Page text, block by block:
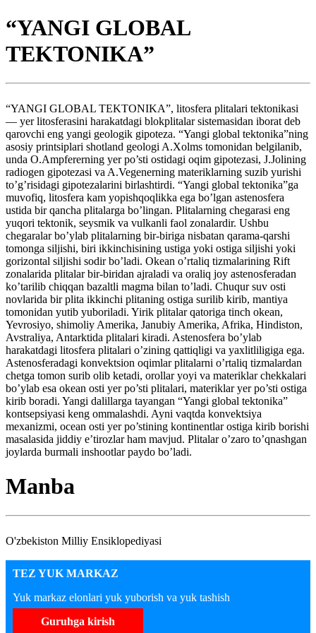
“YANGI GLOBAL
TEKTONIKA”
“YANGI GLOBAL TEKTONIKA”, litosfera plitalari tektonikasi
— yer litosferasini harakatdagi blokplitalar sistemasidan iborat deb
qarovchi eng yangi geologik gipoteza. “Yangi global tektonika”ning
asosiy printsiplari shotland geologi A.Xolms tomonidan belgilanib,
unda O.Ampfererning yer po’sti ostidagi oqim gipotezasi, J.Jolining
radiogen gipotezasi va A.Vegenerning materiklarning suzib yurishi
to’g’risidagi gipotezalarini birlashtirdi. “Yangi global tektonika”ga
muvofiq, litosfera kam yopishqoqlikka ega bo’lgan astenosfera
ustida bir qancha plitalarga bo’lingan. Plitalarning chegarasi eng
yuqori tektonik, seysmik va vulkanli faol zonalardir. Ushbu
chegaralar bo’ylab plitalarning bir-biriga nisbatan qarama-qarshi
tomonga siljishi, biri ikkinchisining ustiga yoki ostiga siljishi yoki
gorizontal siljishi sodir bo’ladi. Okean o’rtaliq tizmalarining Rift
zonalarida plitalar bir-biridan ajraladi va oraliq joy astenosferadan
ko’tarilib chiqqan bazaltli magma bilan to’ladi. Chuqur suv osti
novlarida bir plita ikkinchi plitaning ostiga surilib kirib, mantiya
tomonidan yutib yuboriladi. Yirik plitalar qatoriga tinch okean,
Yevrosiyo, shimoliy Amerika, Janubiy Amerika, Afrika, Hindiston,
Avstraliya, Antarktida plitalari kiradi. Astenosfera bo’ylab
harakatdagi litosfera plitalari o’zining qattiqligi va yaxlitliligiga ega.
Astenosferadagi konvektsion oqimlar plitalarni o’rtaliq tizmalardan
chetga tomon surib olib ketadi, orollar yoyi va materiklar chekkalari
bo’ylab esa okean osti yer po’sti plitalari, materiklar yer po’sti ostiga
kirib boradi. Yangi dalillarga tayangan “Yangi global tektonika”
kontsepsiyasi keng ommalashdi. Ayni vaqtda konvektsiya
mexanizmi, ocean osti yer po’stining kontinentlar ostiga kirib borishi
masalasida jiddiy e’tirozlar ham mavjud. Plitalar o’zaro to’qnashgan
joylarda burmali inshootlar paydo bo’ladi.
Manba
O'zbekiston Milliy Ensiklopediyasi
TEZ YUK MARKAZ
Yuk markaz elonlari yuk yuborish va yuk tashish
Guruhga kirish